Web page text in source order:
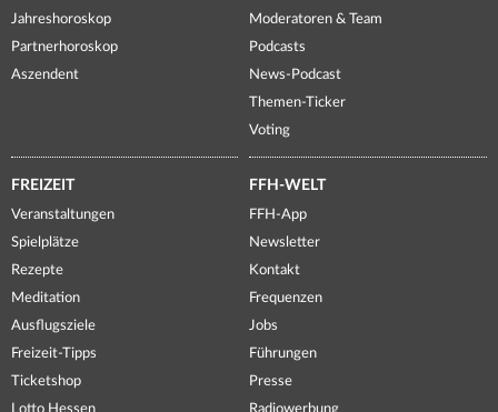
Jahreshoroskop
Partnerhoroskop
Aszendent
Moderatoren & Team
Podcasts
News-Podcast
Themen-Ticker
Voting
FREIZEIT
Veranstaltungen
Spielplätze
Rezepte
Meditation
Ausflugsziele
Freizeit-Tipps
Ticketshop
Lotto Hessen
FFH-WELT
FFH-App
Newsletter
Kontakt
Frequenzen
Jobs
Führungen
Presse
Radiowerbung